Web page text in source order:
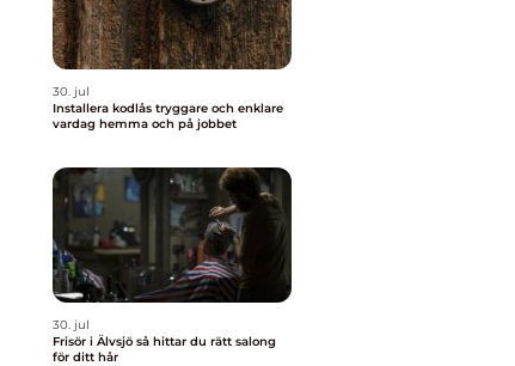
30. jul
Installera kodlås tryggare och enklare
vardag hemma och på jobbet
30. jul
Frisör i Älvsjö så hittar du rätt salong
för ditt hår